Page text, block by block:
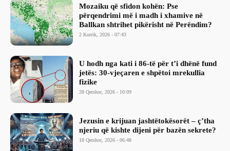
Mozaiku që sfidon kohën: Pse
përqendrimi më i madh i xhamive në
Ballkan shtrihet pikërisht në Perëndim?
2 Korrik, 2026 - 07:43
​U hodh nga kati i 86-të për t’i dhënë fund
jetës: 30-vjeçaren e shpëtoi mrekullia
fizike
28 Qershor, 2026 - 10:09
Jezusin e krijuan jashtëtokësorët – ç’tha
njeriu që kishte dijeni për bazën sekrete?
18 Qershor, 2026 - 06:48